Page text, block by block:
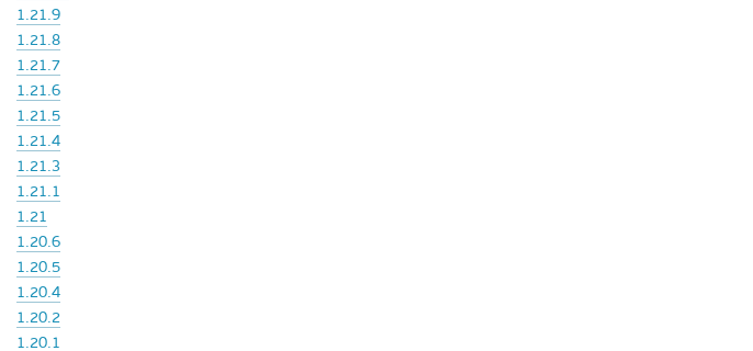
1.21.9
1.21.8
1.21.7
1.21.6
1.21.5
1.21.4
1.21.3
1.21.1
1.21
1.20.6
1.20.5
1.20.4
1.20.2
1.20.1